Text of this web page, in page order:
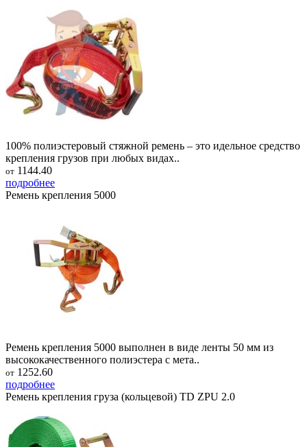
100% полиэстеровый стяжной ремень – это идельное средство
крепления грузов при любых видах..
от 1144.40
подробнее
Ремень крепления 5000
Ремень крепления 5000 выполнен в виде ленты 50 мм из
высококачественного полиэстера с мета..
от 1252.60
подробнее
Ремень крепления груза (кольцевой) TD ZPU 2.0